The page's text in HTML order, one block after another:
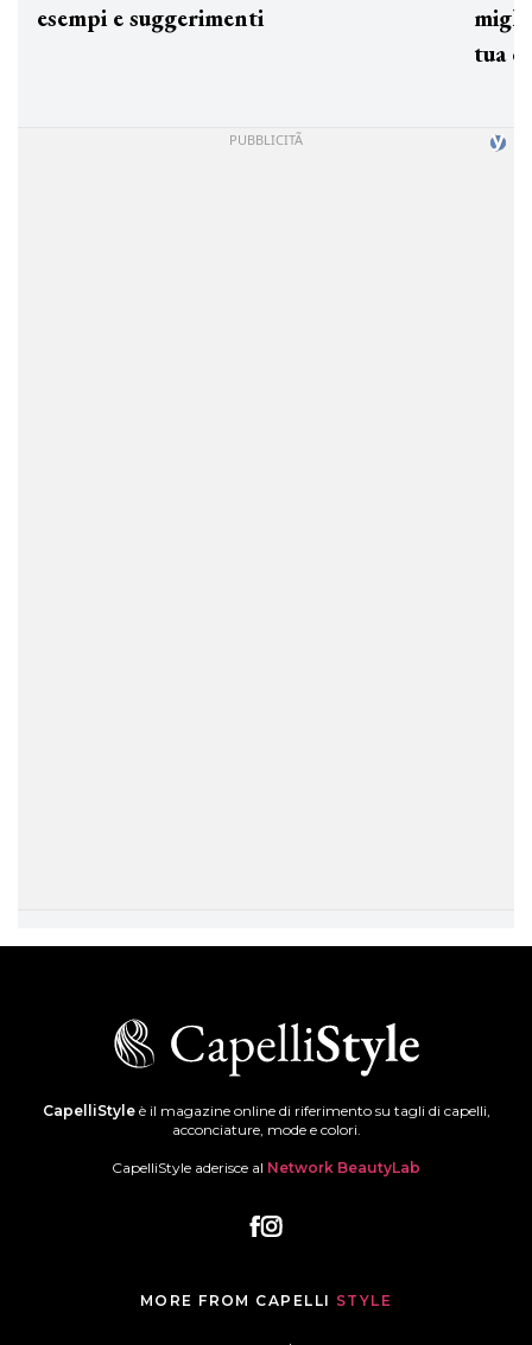
esempi e suggerimenti
tua
CapelliStyleè il magazine online di riferimento su tagli di capelli,
acconciature, mode e colori.
CapelliStyle aderisce al Network BeautyLab
MORE FROM CAPELLI STYLE